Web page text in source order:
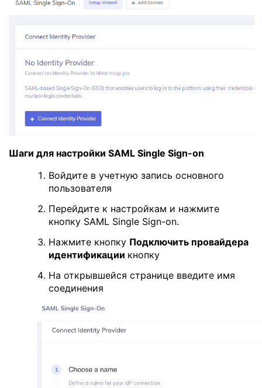
Шаги для настройки SAML Single Sign-on
Войдите в учетную запись основного
пользователя
Перейдите к настройкам и нажмите
кнопку SAML Single Sign-on.
Нажмите кнопку Подключить провайдера
идентификации кнопку
На открывшейся странице введите имя
соединения